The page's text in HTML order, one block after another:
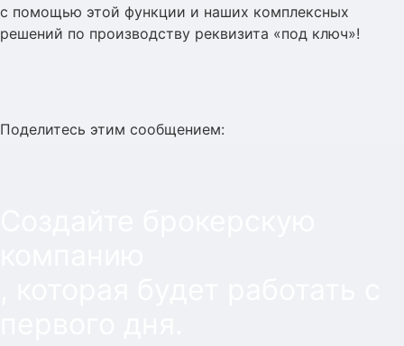
с помощью этой функции и наших комплексных
решений по производству реквизита «под ключ»!
Поделитесь этим сообщением: